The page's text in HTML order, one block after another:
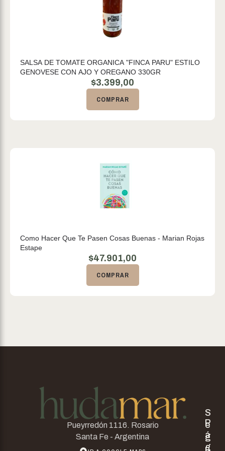
SALSA DE TOMATE ORGANICA "FINCA PARU" ESTILO
GENOVESE CON AJO Y OREGANO 330GR
$3.399,00
COMPRAR
Como Hacer Que Te Pasen Cosas Buenas - Marian Rojas
Estape
$47.901,00
COMPRAR
Pueyrredón 1116. Rosario
Santa Fe - Argentina
P
á
g
S
e
g